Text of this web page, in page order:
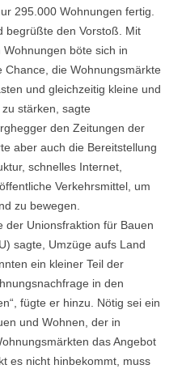
295.000 Wohnungen fertig.
begrüßte den Vorstoß. Mit
böte sich in
die Wohnungsmärkte
und gleichzeitig kleine und
stärken, sagte
den Zeitungen der
aber auch die Bereitstellung
schnelles Internet,
Verkehrsmittel, um
zu bewegen.
der Unionsfraktion für Bauen
sagte, Umzüge aufs Land
ein kleiner Teil der
in den
fügte er hinzu. Nötig sei ein
und Wohnen, der in
das Angebot
es nicht hinbekommt, muss